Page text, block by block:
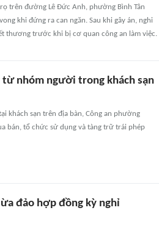
trên đường Lê Đức Anh, phường Bình Tân
khi đứng ra can ngăn. Sau khi gây án, nghi
thương trước khi bị cơ quan công an làm việc.
từ nhóm người trong khách sạn
khách sạn trên địa bàn, Công an phường
bán, tổ chức sử dụng và tàng trữ trái phép
đảo hợp đồng kỳ nghỉ